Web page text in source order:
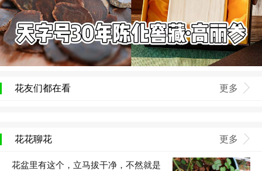
花友们都在看 更多
花花聊花 更多
花盆里有这个，立马拔干净，不然就是